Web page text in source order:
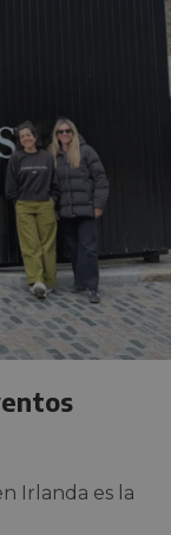
Irlanda es la